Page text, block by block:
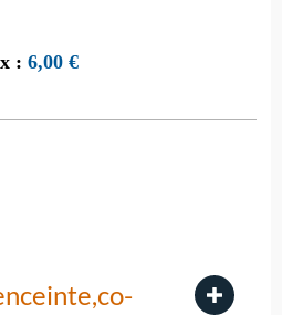
: 6,00 €